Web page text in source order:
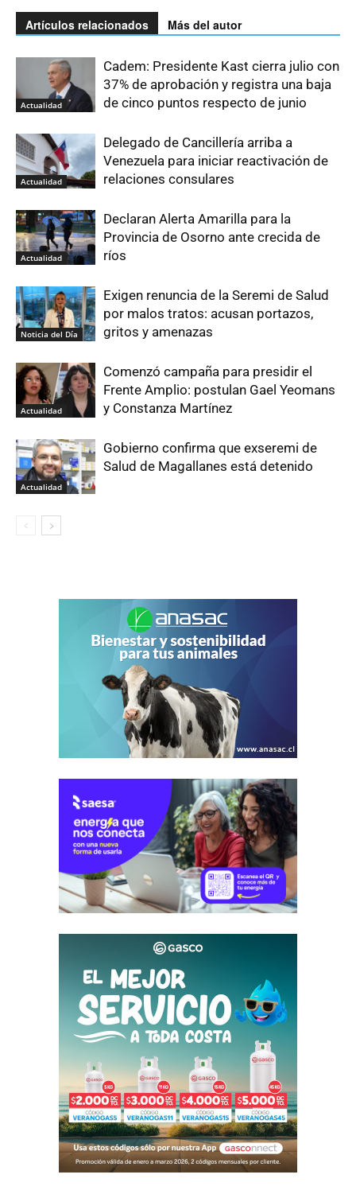
Artículos relacionados Más del autor
Actualidad
Cadem: Presidente Kast cierra julio con
37% de aprobación y registra una baja
de cinco puntos respecto de junio
Actualidad
Delegado de Cancillería arriba a
Venezuela para iniciar reactivación de
relaciones consulares
Actualidad
Declaran Alerta Amarilla para la
Provincia de Osorno ante crecida de
ríos
Noticia del Día
Exigen renuncia de la Seremi de Salud
por malos tratos: acusan portazos,
gritos y amenazas
Actualidad
Comenzó campaña para presidir el
Frente Amplio: postulan Gael Yeomans
y Constanza Martínez
Actualidad
Gobierno confirma que exseremi de
Salud de Magallanes está detenido